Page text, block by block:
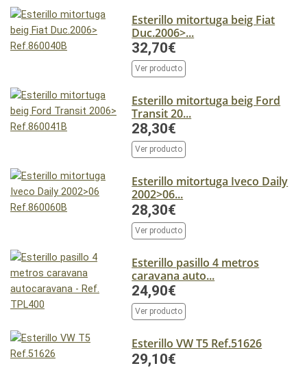
Esterillo mitortuga beig Fiat
Duc.2006>...
32,70€
Ver producto
Esterillo mitortuga beig Ford
Transit 20...
28,30€
Ver producto
Esterillo mitortuga Iveco Daily
2002>06...
28,30€
Ver producto
Esterillo pasillo 4 metros
caravana auto...
24,90€
Ver producto
Esterillo VW T5 Ref.51626
29,10€